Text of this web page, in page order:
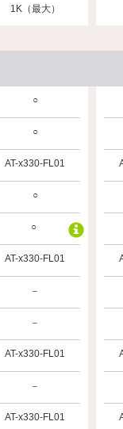
1K（最大）
○
○
AT-x330-FL01
○
○
AT-x330-FL01
－
－
AT-x330-FL01
－
AT-x330-FL01